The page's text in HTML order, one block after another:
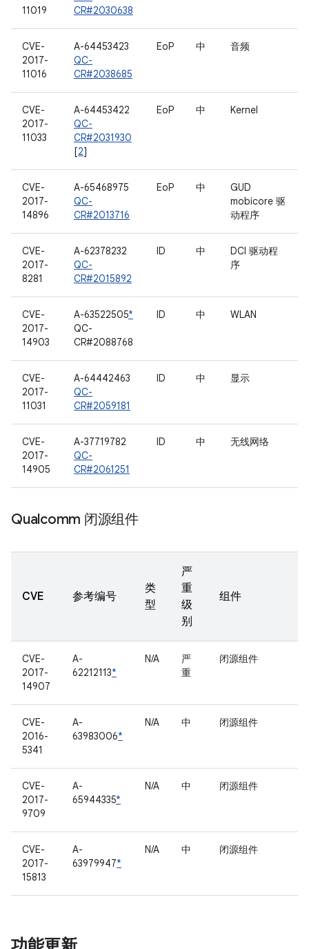
11019
CR#2030638
CVE-
2017-
11016
A-64453423
QC-
CR#2038685
EoP 中 音频
CVE-
2017-
11033
A-64453422
QC-
CR#2031930
[2]
EoP 中 Kernel
CVE-
2017-
14896
A-65468975
QC-
CR#2013716
EoP 中
GUD
mobicore 驱
动程序
CVE-
2017-
8281
A-62378232
QC-
CR#2015892
ID 中
DCI 驱动程
序
CVE-
2017-
14903
A-63522505*
QC-
CR#2088768
ID 中 WLAN
CVE-
2017-
11031
A-64442463
QC-
CR#2059181
ID 中 显示
CVE-
2017-
14905
A-37719782
QC-
CR#2061251
ID 中 无线网络
Qualcomm 闭源组件
CVE 参考编号
类
型
严
重
级
别
组件
CVE-
2017-
14907
A-
62212113*
N/A
严
重
闭源组件
CVE-
2016-
5341
A-
63983006*
N/A 中 闭源组件
CVE-
2017-
9709
A-
65944335*
N/A 中 闭源组件
CVE-
2017-
15813
A-
63979947*
N/A 中 闭源组件